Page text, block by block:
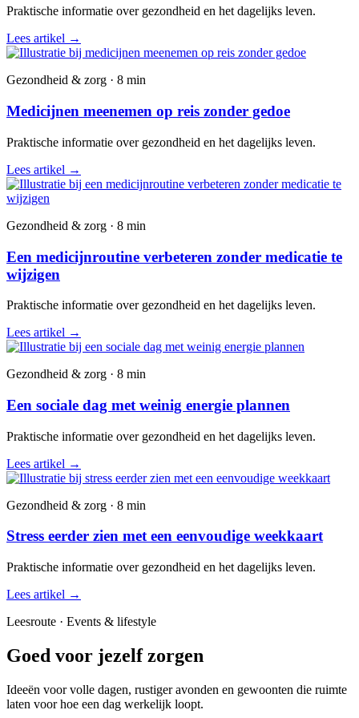
Praktische informatie over gezondheid en het dagelijks leven.
Lees artikel →
Gezondheid & zorg · 8 min
Medicijnen meenemen op reis zonder gedoe
Praktische informatie over gezondheid en het dagelijks leven.
Lees artikel →
Gezondheid & zorg · 8 min
Een medicijnroutine verbeteren zonder medicatie te
wijzigen
Praktische informatie over gezondheid en het dagelijks leven.
Lees artikel →
Gezondheid & zorg · 8 min
Een sociale dag met weinig energie plannen
Praktische informatie over gezondheid en het dagelijks leven.
Lees artikel →
Gezondheid & zorg · 8 min
Stress eerder zien met een eenvoudige weekkaart
Praktische informatie over gezondheid en het dagelijks leven.
Lees artikel →
Leesroute · Events & lifestyle
Goed voor jezelf zorgen
Ideeën voor volle dagen, rustiger avonden en gewoonten die ruimte
laten voor hoe een dag werkelijk loopt.